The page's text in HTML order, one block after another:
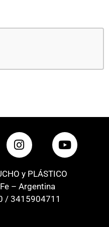
y PLÁSTICO
– Argentina
/ 3415904711